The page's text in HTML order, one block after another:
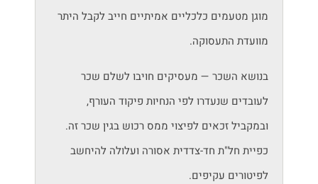
מוגן מטעמים כלכליים אמיתיים חייב לקבל היתר
מוועדת התעסוקה.
בנושא השכר — מעסיקים חויבו לשלם שכר
לעובדים שנעדרו לפי הנחיות פיקוד העורף,
ובמקביל זכאים לפיצוי ממס רכוש בגין שכר זה.
כפיית חל"ת חד-צדדית אסורה ועלולה להיחשב
לפיטורים עקיפים.